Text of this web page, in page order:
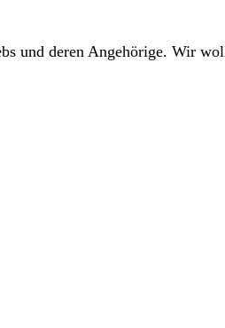
und deren Angehörige. Wir